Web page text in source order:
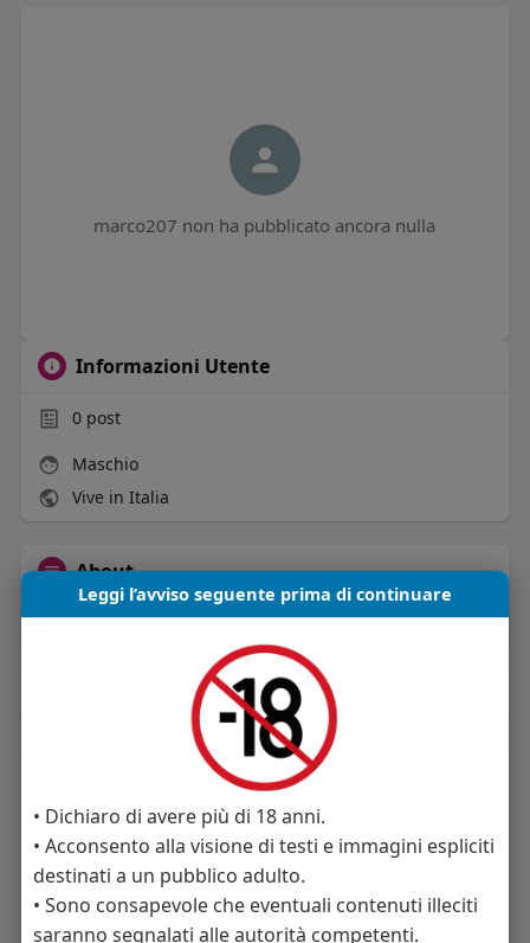
marco207 non ha pubblicato ancora nulla
Informazioni Utente
0post
Maschio
Vive in Italia
About
Sto cercando: donne
Leggi l’avviso seguente prima di continuare
• Dichiaro di avere più di 18 anni.
• Acconsento alla visione di testi e immagini espliciti
destinati a un pubblico adulto.
• Sono consapevole che eventuali contenuti illeciti
saranno segnalati alle autorità competenti.